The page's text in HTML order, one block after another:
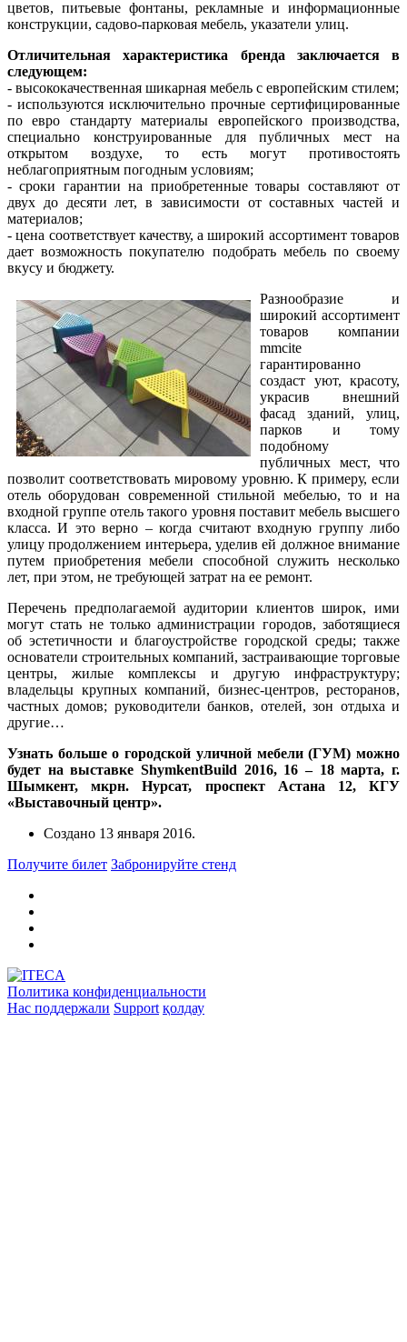
цветов, питьевые фонтаны, рекламные и информационные
конструкции, садово-парковая мебель, указатели улиц.
Отличительная характеристика бренда заключается в
следующем:
- высококачественная шикарная мебель с европейским стилем;
- используются исключительно прочные сертифицированные
по евро стандарту материалы европейского производства,
специально конструированные для публичных мест на
открытом воздухе, то есть могут противостоять
неблагоприятным погодным условиям;
- сроки гарантии на приобретенные товары составляют от
двух до десяти лет, в зависимости от составных частей и
материалов;
- цена соответствует качеству, а широкий ассортимент товаров
дает возможность покупателю подобрать мебель по своему
вкусу и бюджету.
Разнообразие и
широкий ассортимент
товаров компании
mmcite
гарантированно
создаст уют, красоту,
украсив внешний
фасад зданий, улиц,
парков и тому
подобному
публичных мест, что
позволит соответствовать мировому уровню. К примеру, если
отель оборудован современной стильной мебелью, то и на
входной группе отель такого уровня поставит мебель высшего
класса. И это верно – когда считают входную группу либо
улицу продолжением интерьера, уделив ей должное внимание
путем приобретения мебели способной служить несколько
лет, при этом, не требующей затрат на ее ремонт.
Перечень предполагаемой аудитории клиентов широк, ими
могут стать не только администрации городов, заботящиеся
об эстетичности и благоустройстве городской среды; также
основатели строительных компаний, застраивающие торговые
центры, жилые комплексы и другую инфраструктуру;
владельцы крупных компаний, бизнес-центров, ресторанов,
частных домов; руководители банков, отелей, зон отдыха и
другие…
Узнать больше о городской уличной мебели (ГУМ) можно
будет на выставке ShymkentBuild 2016, 16 – 18 марта, г.
Шымкент, мкрн. Нурсат, проспект Астана 12, КГУ
«Выставочный центр».
Создано 13 января 2016.
Получите билет Забронируйте стенд
Политика конфиденциальности
Нас поддержали Support қолдау